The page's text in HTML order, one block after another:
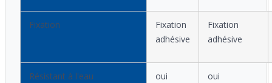
Fixation
Fixation
adhésive
Fixation
adhésive
Résistant à l'eau oui oui